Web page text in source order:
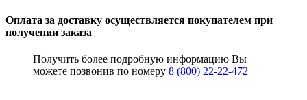
Оплата за доставку осуществляется покупателем при
получении заказа
Получить более подробную информацию Вы
можете позвонив по номеру 8 (800) 22-22-472